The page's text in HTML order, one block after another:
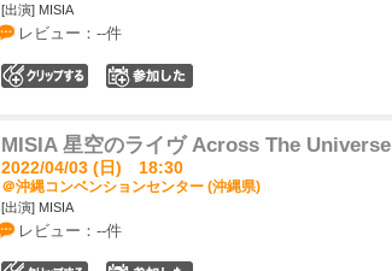
[出演] MISIA
レビュー：--件
MISIA 星空のライヴ Across The Universe
2022/04/03 (日) 18:30
＠沖縄コンベンションセンター (沖縄県)
[出演] MISIA
レビュー：--件